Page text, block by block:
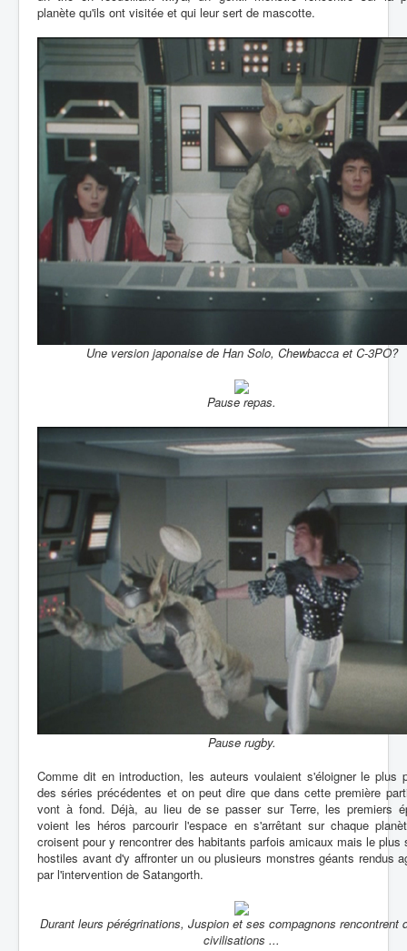
planète qu'ils ont visitée et qui leur sert de mascotte.
Une version japonaise de Han Solo, Chewbacca et C-3PO?
Pause repas.
Pause rugby.
Comme dit en introduction, les auteurs voulaient s'éloigner le plus
des séries précédentes et on peut dire que dans cette première
vont à fond. Déjà, au lieu de se passer sur Terre, les premiers
voient les héros parcourir l'espace en s'arrêtant sur chaque
croisent pour y rencontrer des habitants parfois amicaux mais le plus
hostiles avant d'y affronter un ou plusieurs monstres géants rendus
par l'intervention de Satangorth.
Durant leurs pérégrinations, Juspion et ses compagnons rencontrent
civilisations ...